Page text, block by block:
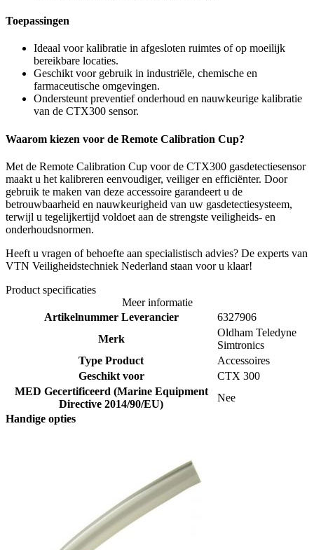
Toepassingen
Ideaal voor kalibratie in afgesloten ruimtes of op moeilijk
bereikbare locaties.
Geschikt voor gebruik in industriële, chemische en
farmaceutische omgevingen.
Ondersteunt preventief onderhoud en nauwkeurige kalibratie
van de CTX300 sensor.
Waarom kiezen voor de Remote Calibration Cup?
Met de Remote Calibration Cup voor de CTX300 gasdetectiesensor
maakt u het kalibreren eenvoudiger, veiliger en efficiënter. Door
gebruik te maken van deze accessoire garandeert u de
betrouwbaarheid en nauwkeurigheid van uw gasdetectiesysteem,
terwijl u tegelijkertijd voldoet aan de strengste veiligheids- en
onderhoudsnormen.
Heeft u vragen of behoefte aan specialistisch advies? De experts van
VTN Veiligheidstechniek Nederland staan voor u klaar!
Product specificaties
Meer informatie
Artikelnummer Leverancier
6327906
Merk
Oldham Teledyne
Simtronics
Type Product
Accessoires
Geschikt voor
CTX 300
MED Gecertificeerd (Marine Equipment
Directive 2014/90/EU)
Nee
Handige opties